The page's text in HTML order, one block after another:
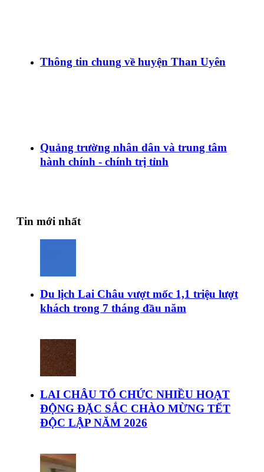
Thông tin chung về huyện Than Uyên
Quảng trường nhân dân và trung tâm
hành chính - chính trị tỉnh
Tin mới nhất
Du lịch Lai Châu vượt mốc 1,1 triệu lượt
khách trong 7 tháng đầu năm
LAI CHÂU TỔ CHỨC NHIỀU HOẠT
ĐỘNG ĐẶC SẮC CHÀO MỪNG TẾT
ĐỘC LẬP NĂM 2026